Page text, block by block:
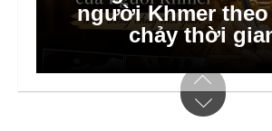
Hà Nội dồn lực
phường xã hội